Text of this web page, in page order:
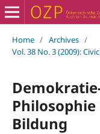
Home / Archives /
Vol. 38 No. 3 (2009):
Bildung